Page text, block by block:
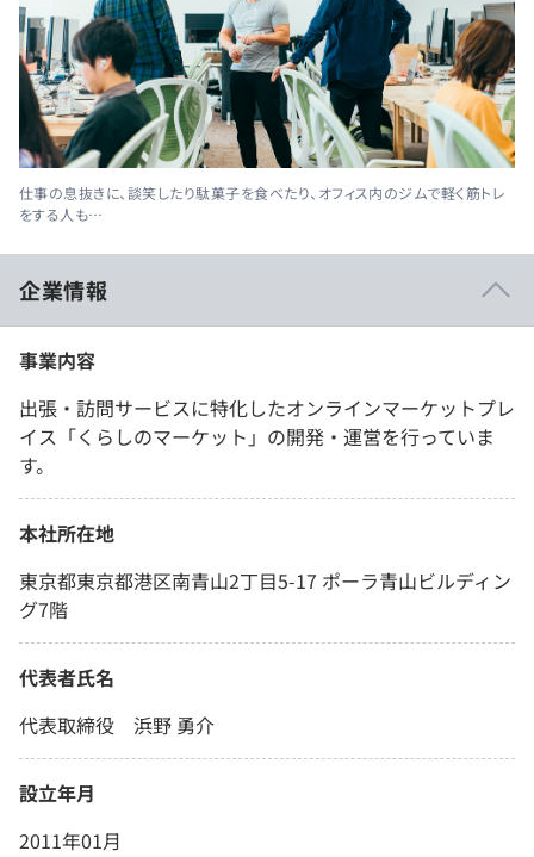
仕事の息抜きに、談笑したり駄菓子を食べたり、オフィス内のジムで軽く筋トレ
をする人も…
企業情報
事業内容
出張・訪問サービスに特化したオンラインマーケットプレ
イス「くらしのマーケット」の開発・運営を行っていま
す。
本社所在地
東京都東京都港区南青山2丁目5-17 ポーラ青山ビルディン
グ7階
代表者氏名
代表取締役 浜野 勇介
設立年月
2011年01月